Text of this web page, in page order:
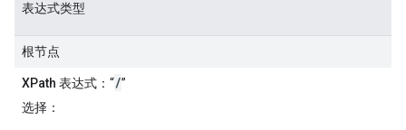
表达式类型
根节点
XPath 表达式 ：“/”
选择 ：